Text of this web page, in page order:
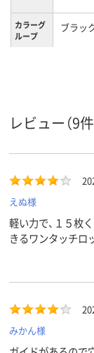
カラーグ
ループ
ブラッ
ゲージの
有り
ズ
替え刃対
応
レビュー（9件
えぬ様
軽い力で、１５枚
きるワンタッチロ
みかん様